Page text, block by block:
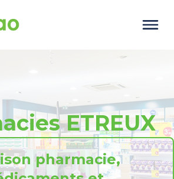
ETREUX
pharmacie,